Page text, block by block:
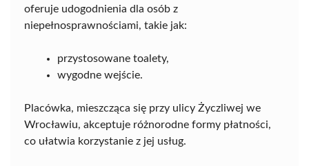
oferuje udogodnienia dla osób z
niepełnosprawnościami, takie jak:
przystosowane toalety,
wygodne wejście.
Placówka, mieszcząca się przy ulicy Życzliwej we
Wrocławiu, akceptuje różnorodne formy płatności,
co ułatwia korzystanie z jej usług.